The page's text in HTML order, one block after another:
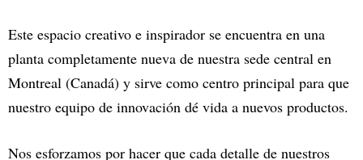
Este espacio creativo e inspirador se encuentra en una
planta completamente nueva de nuestra sede central en
Montreal (Canadá) y sirve como centro principal para que
nuestro equipo de innovación dé vida a nuevos productos.
Nos esforzamos por hacer que cada detalle de nuestros